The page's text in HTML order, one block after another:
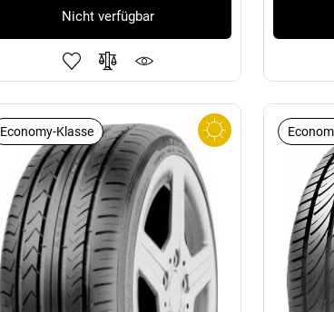
Nicht verfügbar
Economy-Klasse